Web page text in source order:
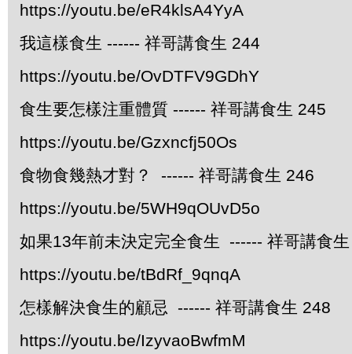
https://youtu.be/eR4klsA4YyA
我這樣食生 ------ 祥哥講食生 244
https://youtu.be/OvDTFV9GDhY
食生要怎樣注重體質 ------ 祥哥講食生 245
https://youtu.be/Gzxncfj50Os
食物食幾熱才對？ ------ 祥哥講食生 246
https://youtu.be/5WH9qOUvD5o
如果13年前未決定完全食生 ------ 祥哥講食
https://youtu.be/tBdRf_9qnqA
怎樣解決食生的顧忌 ------ 祥哥講食生 248
https://youtu.be/IzyvaoBwfmM